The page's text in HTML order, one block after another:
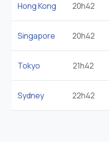
Hong Kong 20h42
Singapore 20h42
Tokyo 21h42
Sydney 22h42